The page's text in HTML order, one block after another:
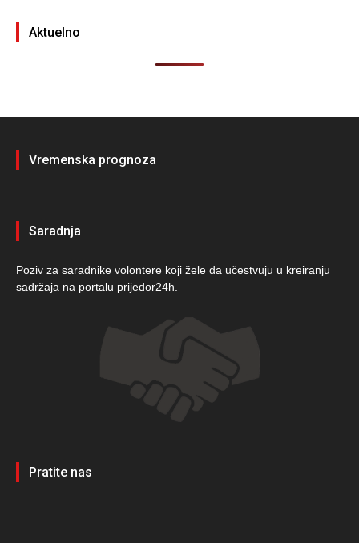
Aktuelno
Vremenska prognoza
Saradnja
Poziv za saradnike volontere koji žele da učestvuju u kreiranju
sadržaja na portalu prijedor24h.
Pratite nas